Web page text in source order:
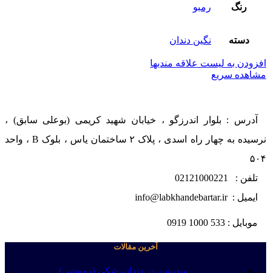
رنگ رمبو
دسته نگین دندان
افزودن به لیست علاقه مندیها
مشاهده سریع
آدرس : بلوار اندرزگو ، خیابان شهید کریمی (بوعلی سابق) ،
نرسیده به چهار راه اسدی ، پلاک ۲ ساختمان یاس ، بلوک B ، واحد
۵۰۴
تلفن : 02121000221
ایمیل : info@labkhandebartar.ir
موبایل : 533 1000 0919
آخرین مقالات
سدیشن در دندانپزشکی (بیهوشی)